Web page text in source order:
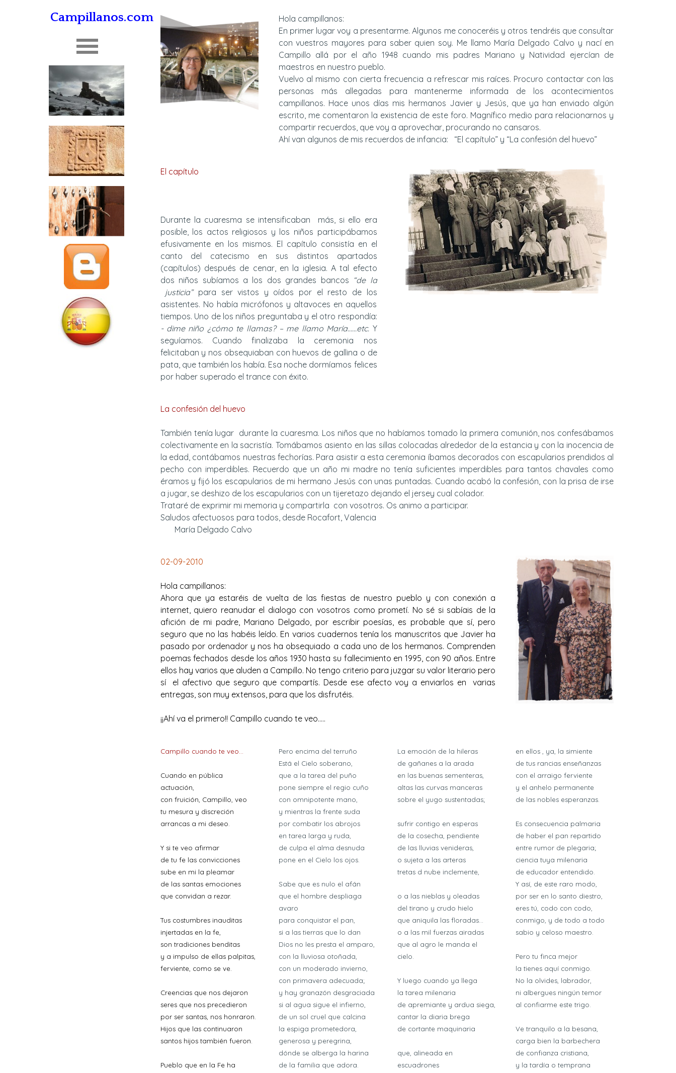
Campillanos.com
Hola campillanos:
En primer lugar voy a presentarme. Algunos me conoceréis y otros tendréis que consultar
con vuestros mayores para saber quien soy. Me llamo María Delgado Calvo y nací en
Campillo allá por el año 1948 cuando mis padres Mariano y Natividad ejercían de
maestros en nuestro pueblo.
Vuelvo al mismo con cierta frecuencia a refrescar mis raíces. Procuro contactar con las
personas más allegadas para mantenerme informada de los acontecimientos
campillanos. Hace unos días mis hermanos Javier y Jesús, que ya han enviado algún
escrito, me comentaron la existencia de este foro. Magnífico medio para relacionarnos y
compartir recuerdos, que voy a aprovechar, procurando no cansaros.
Ahí van algunos de mis recuerdos de infancia: “El capítulo” y “La confesión del huevo”
El capítulo
Durante la cuaresma se intensificaban más, si ello era
posible, los actos religiosos y los niños participábamos
efusivamente en los mismos. El capítulo consistía en el
canto del catecismo en sus distintos apartados
(capítulos) después de cenar, en la iglesia. A tal efecto
dos niños subíamos a los dos grandes bancos “de la
justicia” para ser vistos y oídos por el resto de los
asistentes. No había micrófonos y altavoces en aquellos
tiempos. Uno de los niños preguntaba y el otro respondía:
- dime niño ¿cómo te llamas? – me llamo María……etc. Y
seguíamos. Cuando finalizaba la ceremonia nos
felicitaban y nos obsequiaban con huevos de gallina o de
pata, que también los había. Esa noche dormíamos felices
por haber superado el trance con éxito.
La confesión del huevo
También tenía lugar durante la cuaresma. Los niños que no habíamos tomado la primera comunión, nos confesábamos
colectivamente en la sacristía. Tomábamos asiento en las sillas colocadas alrededor de la estancia y con la inocencia de
la edad, contábamos nuestras fechorías. Para asistir a esta ceremonia íbamos decorados con escapularios prendidos al
pecho con imperdibles. Recuerdo que un año mi madre no tenía suficientes imperdibles para tantos chavales como
éramos y fijó los escapularios de mi hermano Jesús con unas puntadas. Cuando acabó la confesión, con la prisa de irse
a jugar, se deshizo de los escapularios con un tijeretazo dejando el jersey cual colador.
Trataré de exprimir mi memoria y compartirla con vosotros. Os animo a participar.
Saludos afectuosos para todos, desde Rocafort, Valencia
María Delgado Calvo
02-09-2010
Hola campillanos:
Ahora que ya estaréis de vuelta de las fiestas de nuestro pueblo y con conexión a
internet, quiero reanudar el dialogo con vosotros como prometí. No sé si sabíais de la
afición de mi padre, Mariano Delgado, por escribir poesías, es probable que sí, pero
seguro que no las habéis leído. En varios cuadernos tenía los manuscritos que Javier ha
pasado por ordenador y nos ha obsequiado a cada uno de los hermanos. Comprenden
poemas fechados desde los años 1930 hasta su fallecimiento en 1995, con 90 años. Entre
ellos hay varios que aluden a Campillo. No tengo criterio para juzgar su valor literario pero
sí el afectivo que seguro que compartís. Desde ese afecto voy a enviarlos en varias
entregas, son muy extensos, para que los disfrutéis.
¡¡Ahí va el primero!! Campillo cuando te veo…..
Campillo cuando te veo...
Cuando en pública
actuación,
con fruición, Campillo, veo
tu mesura y discreción
arrancas a mi deseo.
Y si te veo afirmar
de tu fe las convicciones
sube en mi la pleamar
de las santas emociones
que convidan a rezar.
Tus costumbres inauditas
injertadas en la fe,
son tradiciones benditas
y a impulso de ellas palpitas,
ferviente, como se ve.
Creencias que nos dejaron
seres que nos precedieron
por ser santas, nos honraron.
Hijos que las continuaron
santos hijos también fueron.
Pueblo que en la Fe ha
Pero encima del terruño
Está el Cielo soberano,
que a la tarea del puño
pone siempre el regio cuño
con omnipotente mano,
y mientras la frente suda
por combatir los abrojos
en tarea larga y ruda,
de culpa el alma desnuda
pone en el Cielo los ojos.
Sabe que es nulo el afán
que el hombre despliaga
avaro
para conquistar el pan,
si a las tierras que lo dan
Dios no les presta el amparo,
con la lluviosa otoñada,
con un moderado invierno,
con primavera adecuada;
y hay granazón desgraciada
si al agua sigue el infierno,
de un sol cruel que calcina
la espiga prometedora,
generosa y peregrina,
dónde se alberga la harina
de la familia que adora.
La emoción de la hileras
de gañanes a la arada
en las buenas sementeras,
altas las curvas manceras
sobre el yugo sustentadas;
sufrir contigo en esperas
de la cosecha, pendiente
de las lluvias venideras,
o sujeta a las arteras
tretas d nube inclemente,
o a las nieblas y oleadas
del tirano y crudo hielo
que aniquila las floradas...
o a las mil fuerzas airadas
que al agro le manda el
cielo.
Y luego cuando ya llega
la tarea milenaria
de apremiante y ardua siega,
cantar la diaria brega
de cortante maquinaria
que, alineada en
escuadrones
en ellos , ya, la simiente
de tus rancias enseñanzas
con el arraigo ferviente
y el anhelo permanente
de las nobles esperanzas.
Es consecuencia palmaria
de haber el pan repartido
entre rumor de plegaria;
ciencia tuya milenaria
de educador entendido.
Y así, de este raro modo,
por ser en lo santo diestro,
eres tú, codo con codo,
conmigo, y de todo a todo
sabio y celoso maestro.
Pero tu finca mejor
la tienes aquí conmigo.
No la olvides, labrador,
ni albergues ningún temor
al confiarme este trigo.
Ve tranquilo a la besana,
carga bien la barbechera
de confianza cristiana,
y la tardía o temprana